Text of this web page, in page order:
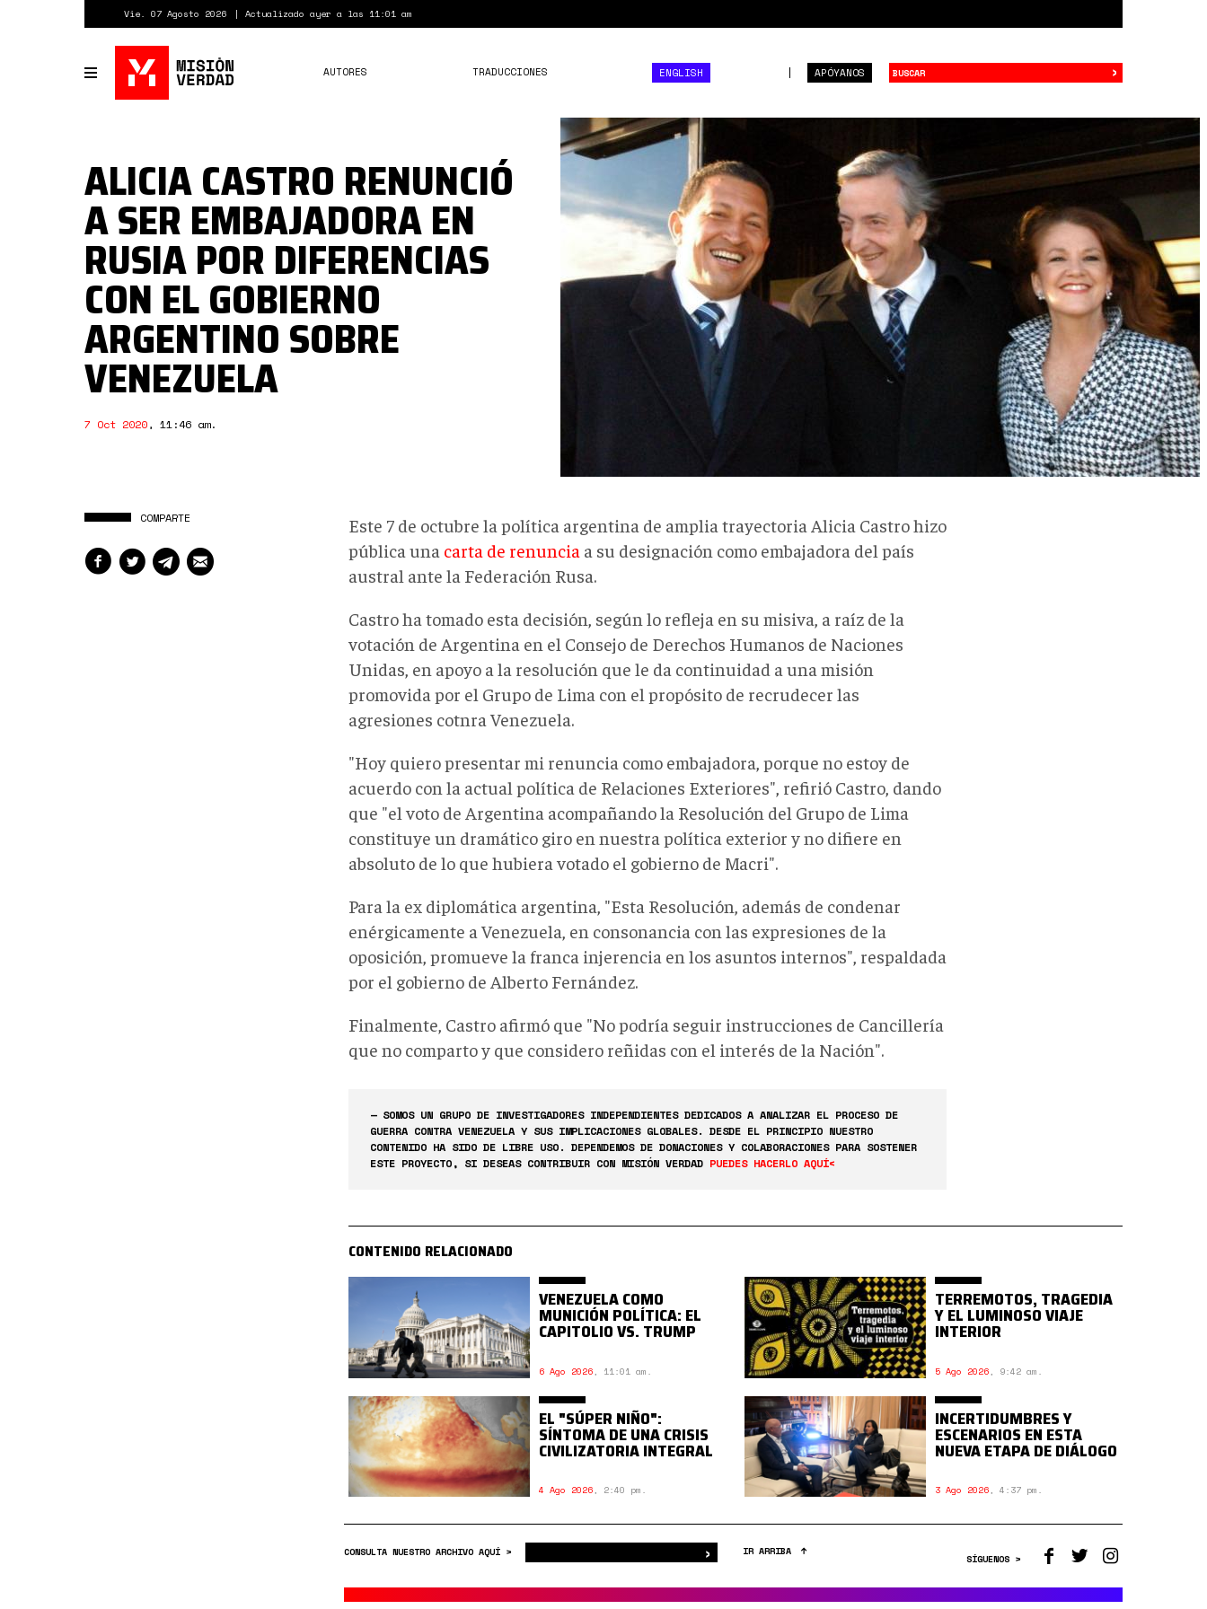
Vie. 07 Agosto 2026 Actualizado ayer a las 11:01 am
Toggle
navigation
APÓYANOS
AUTORES TRADUCCIONES ENGLISH ›
pag.jpg
ALICIA CASTRO RENUNCIÓ
A SER EMBAJADORA EN
RUSIA POR DIFERENCIAS
CON EL GOBIERNO
ARGENTINO SOBRE
VENEZUELA
7 Oct 2020, 11:46 am.
COMPARTE
Este 7 de octubre la política argentina de amplia trayectoria Alicia Castro hizo
pública una carta de renuncia a su designación como embajadora del país
austral ante la Federación Rusa.
Castro ha tomado esta decisión, según lo refleja en su misiva, a raíz de la
votación de Argentina en el Consejo de Derechos Humanos de Naciones
Unidas, en apoyo a la resolución que le da continuidad a una misión
promovida por el Grupo de Lima con el propósito de recrudecer las
agresiones cotnra Venezuela.
"Hoy quiero presentar mi renuncia como embajadora, porque no estoy de
acuerdo con la actual política de Relaciones Exteriores", refirió Castro, dando
que "el voto de Argentina acompañando la Resolución del Grupo de Lima
constituye un dramático giro en nuestra política exterior y no difiere en
absoluto de lo que hubiera votado el gobierno de Macri".
Para la ex diplomática argentina, "Esta Resolución, además de condenar
enérgicamente a Venezuela, en consonancia con las expresiones de la
oposición, promueve la franca injerencia en los asuntos internos", respaldada
por el gobierno de Alberto Fernández.
Finalmente, Castro afirmó que "No podría seguir instrucciones de Cancillería
que no comparto y que considero reñidas con el interés de la Nación".
— SOMOS UN GRUPO DE INVESTIGADORES INDEPENDIENTES DEDICADOS A ANALIZAR EL PROCESO DE
GUERRA CONTRA VENEZUELA Y SUS IMPLICACIONES GLOBALES. DESDE EL PRINCIPIO NUESTRO
CONTENIDO HA SIDO DE LIBRE USO. DEPENDEMOS DE DONACIONES Y COLABORACIONES PARA SOSTENER
ESTE PROYECTO, SI DESEAS CONTRIBUIR CON MISIÓN VERDAD PUEDES HACERLO AQUÍ<
CONTENIDO RELACIONADO
VENEZUELA COMO
MUNICIÓN POLÍTICA: EL
CAPITOLIO VS. TRUMP
6 Ago 2026, 11:01 am.
TERREMOTOS, TRAGEDIA
Y EL LUMINOSO VIAJE
INTERIOR
5 Ago 2026, 9:42 am.
EL "SÚPER NIÑO":
SÍNTOMA DE UNA CRISIS
CIVILIZATORIA INTEGRAL
4 Ago 2026, 2:40 pm.
INCERTIDUMBRES Y
ESCENARIOS EN ESTA
NUEVA ETAPA DE DIÁLOGO
3 Ago 2026,4:37 pm.
CONSULTA NUESTRO ARCHIVO AQUÍ > › BuscarIR ARRIBA
SÍGUENOS >